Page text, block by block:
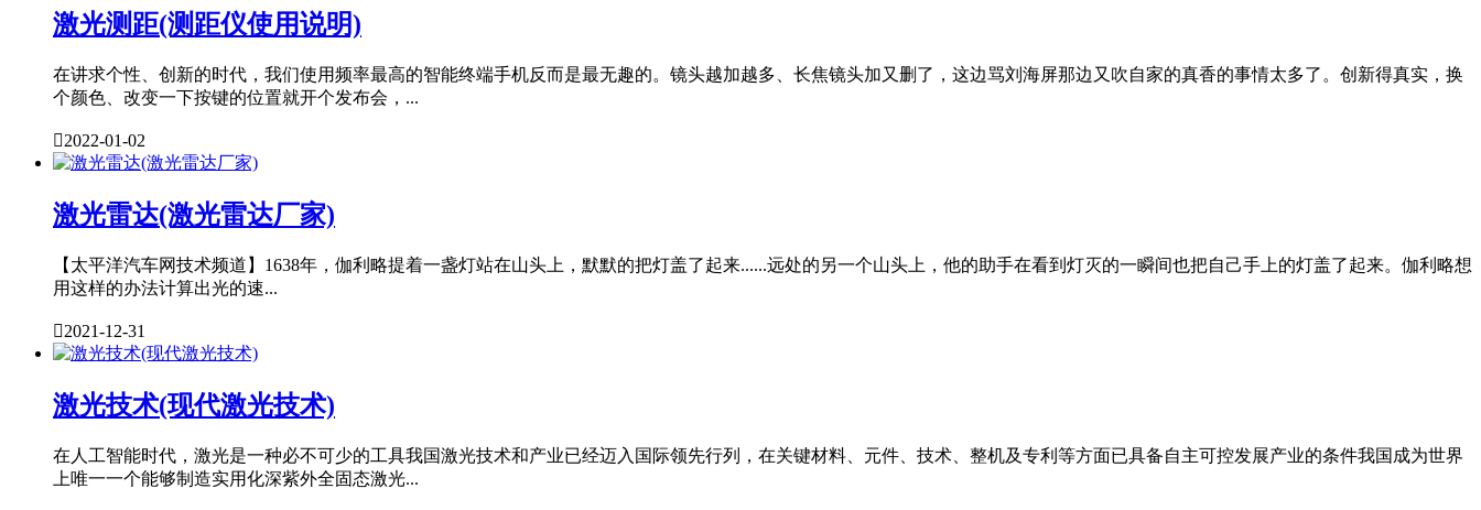
激光测距(测距仪使用说明)
在讲求个性、创新的时代，我们使用频率最高的智能终端手机反而是最无趣的。镜头越加越多、长焦镜头加又删了，这边骂刘海屏那边又吹自家的真香的事情太多了。创新得真实，换
个颜色、改变一下按键的位置就开个发布会，...
2022-01-02
激光雷达(激光雷达厂家)
【太平洋汽车网技术频道】1638年，伽利略提着一盏灯站在山头上，默默的把灯盖了起来......远处的另一个山头上，他的助手在看到灯灭的一瞬间也把自己手上的灯盖了起来。伽利略想
用这样的办法计算出光的速...
2021-12-31
激光技术(现代激光技术)
在人工智能时代，激光是一种必不可少的工具我国激光技术和产业已经迈入国际领先行列，在关键材料、元件、技术、整机及专利等方面已具备自主可控发展产业的条件我国成为世界
上唯一一个能够制造实用化深紫外全固态激光...